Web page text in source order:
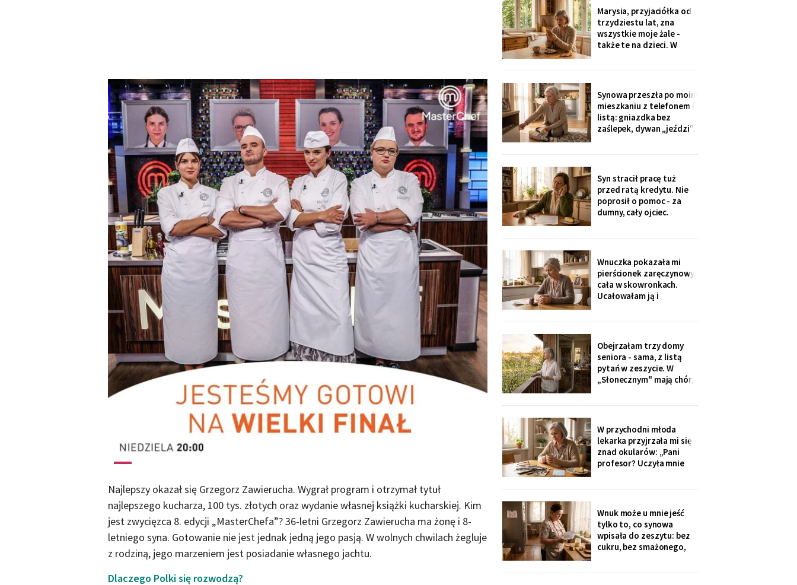
Najlepszy okazał się Grzegorz Zawierucha. Wygrał program i otrzymał tytuł
najlepszego kucharza, 100 tys. złotych oraz wydanie własnej książki kucharskiej. Kim
jest zwycięzca 8. edycji „MasterChefa”? 36-letni Grzegorz Zawierucha ma żonę i 8-
letniego syna. Gotowanie nie jest jednak jedną jego pasją. W wolnych chwilach żegluje
z rodziną, jego marzeniem jest posiadanie własnego jachtu.
Dlaczego Polki się rozwodzą?
Dwadzieścia lat woziłam
im niedzielne obiady.
Karton stoi w
przedpokoju trzeci dzień
- nie
Marysia, przyjaciółka od
trzydziestu lat, zna
wszystkie moje żale -
także te na dzieci. W
córki, siedziała Marysia.
Mnie nie zaproszono.
Córka wyjaśniła krótko:
„Marysia tak
Synowa przeszła po moim
mieszkaniu z telefonem i
listą: gniazdka bez
zaślepek, dywan „jeździ",
przywozić". Zaślepki
kupiłam w poniedziałek.
Własną trójkę
wychowałam bez ani
jednej.
Syn stracił pracę tuż
przed ratą kredytu. Nie
poprosił o pomoc - za
dumny, cały ojciec.
prezent ślubny".
Wieczorem zadzwonił i
długo milczał w
słuchawce - pierwszy raz
od lat
Wnuczka pokazała mi
pierścionek zaręczynowy,
cała w skowronkach.
Ucałowałam ją i
go nie zamykaj". Zdziwiła
się, mama się obruszyła.
Kiedyś zrozumie - ja
zrozumiałam o
czterdzieści lat za
Obejrzałam trzy domy
seniora - sama, z listą
pytań w zeszycie. W
„Słonecznym" mają chór,
widokiem na sad i
podpisałam papiery.
Dzieciom powiem po
fakcie - niech raz
dowiedzą się ostatnie.
W przychodni młoda
lekarka przyjrzała mi się
znad okularów: „Pani
profesor? Uczyła mnie
ucałowała w oba policzki.
Córka wieczorem
zapytała tylko, czy przy
okazji wzięłam receptę
na
Wnuk może u mnie jeść
tylko to, co synowa
wpisała do zeszytu: bez
cukru, bez smażonego,